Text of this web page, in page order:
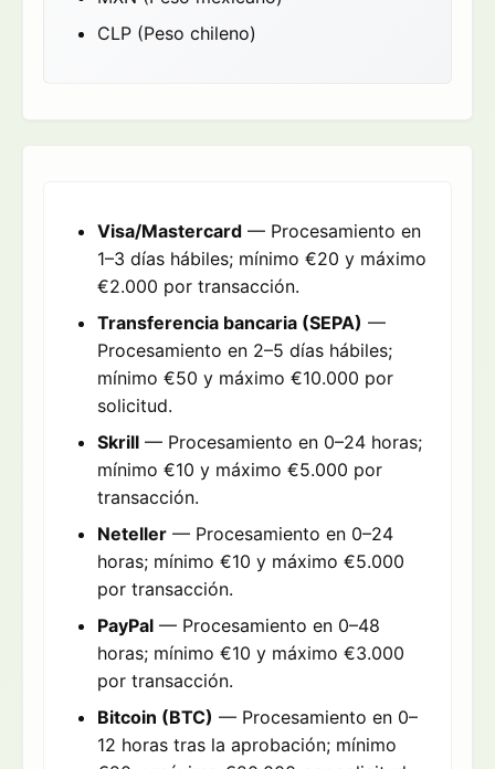
CLP (Peso chileno)
Visa/Mastercard — Procesamiento en
1–3 días hábiles; mínimo €20 y máximo
€2.000 por transacción.
Transferencia bancaria (SEPA) —
Procesamiento en 2–5 días hábiles;
mínimo €50 y máximo €10.000 por
solicitud.
Skrill — Procesamiento en 0–24 horas;
mínimo €10 y máximo €5.000 por
transacción.
Neteller — Procesamiento en 0–24
horas; mínimo €10 y máximo €5.000
por transacción.
PayPal — Procesamiento en 0–48
horas; mínimo €10 y máximo €3.000
por transacción.
Bitcoin (BTC) — Procesamiento en 0–
12 horas tras la aprobación; mínimo